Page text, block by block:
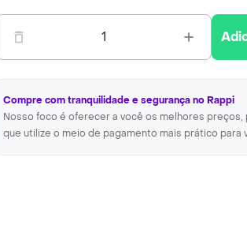
1
Compre com tranquilidade e segurança no Rappi
Nosso foco é oferecer a você os melhores
que utilize o meio de pagamento mais prático para